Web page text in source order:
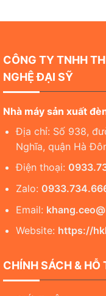
CÔNG TY TNHH
NGHỆ ĐẠI SỸ
Nhà máy sản xuất
Địa chỉ: Số 938,
Nghĩa, quận Hà
Điện thoại:
Zalo:
Email:
Website: https://
CHÍNH SÁCH & HỖ